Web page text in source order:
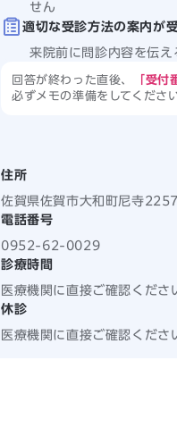
せん
適切な受診方法の案内が
来院前に問診内容を伝
回答が終わった直後、 「受付
必ずメモの準備をしてくださ
住所
佐賀県佐賀市大和町尼寺
電話番号
0952-62-0029
診療時間
医療機関に直接ご確認くださ
休診
医療機関に直接ご確認くださ